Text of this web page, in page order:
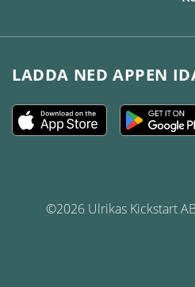
LADDA NED APPEN
©2026 Ulrikas Kickstart